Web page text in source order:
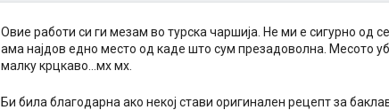
Овие работи си ги мезам во турска чаршија. Не ми е сигурно од
ама најдов едно место од каде што сум презадоволна. Месото
малку крцкаво...мх мх.
Би била благодарна ако некој стави оригинален рецепт за